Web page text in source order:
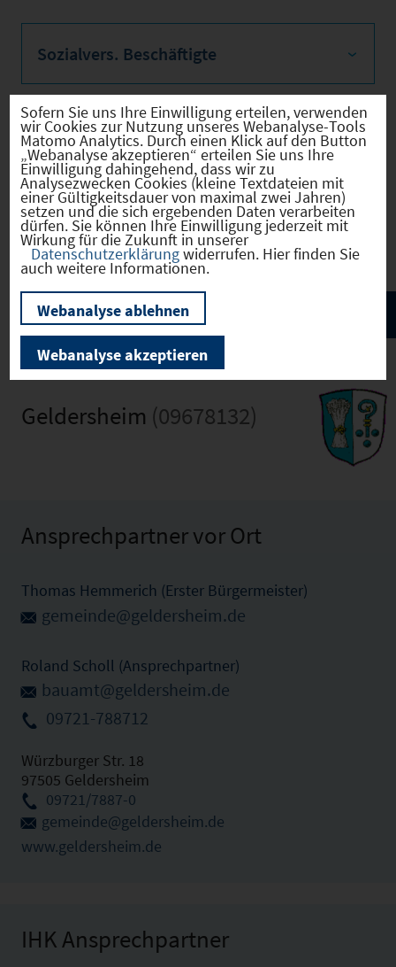
Sozialvers. Beschäftigte
Verkehrsinfrastruktur
Kommunale Infrastruktur
Geldersheim (09678132)
Ansprechpartner vor Ort
Thomas Hemmerich (Erster Bürgermeister)
gemeinde@geldersheim.de
Roland Scholl (Ansprechpartner)
bauamt@geldersheim.de
09721-788712
Würzburger Str. 18
97505 Geldersheim
09721/7887-0
gemeinde@geldersheim.de
www.geldersheim.de
IHK Ansprechpartner
Sofern Sie uns Ihre Einwilligung erteilen, verwenden
wir Cookies zur Nutzung unseres Webanalyse-Tools
Matomo Analytics. Durch einen Klick auf den Button
„Webanalyse akzeptieren“ erteilen Sie uns Ihre
Einwilligung dahingehend, dass wir zu
Analysezwecken Cookies (kleine Textdateien mit
einer Gültigkeitsdauer von maximal zwei Jahren)
setzen und die sich ergebenden Daten verarbeiten
dürfen. Sie können Ihre Einwilligung jederzeit mit
Wirkung für die Zukunft in unserer
Datenschutzerklärungwiderrufen. Hier finden Sie
auch weitere Informationen.
Webanalyse ablehnen
Webanalyse akzeptieren